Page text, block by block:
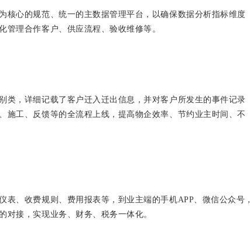
核心的规范、统一的主数据管理平台，以确保数据分析指标维度
管理合作客户、供应流程、验收维修等。
类，详细记载了客户迁入迁出信息，并对客户所发生的事件记录
施工、反馈等的全流程上线，提高物企效率、节约业主时间、不
表、收费规则、费用报表等，到业主端的手机APP 、微信公众号，
对接，实现业务、财务、税务一体化。